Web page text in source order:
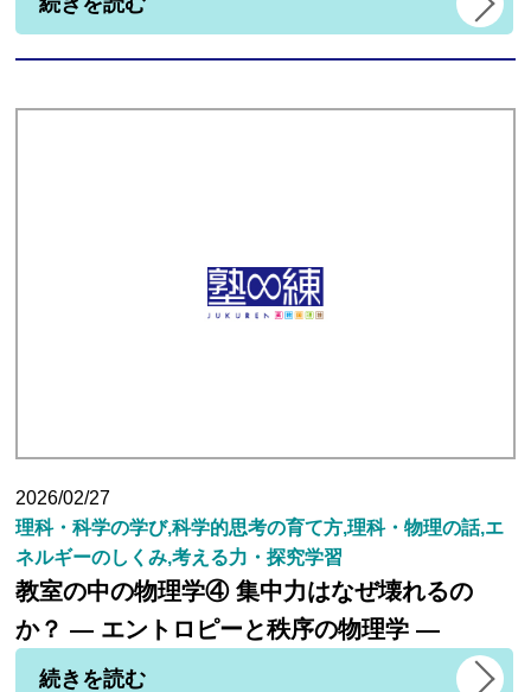
大学受験の方
生徒さんの塾∞練体験インタビュー
合格実績
よくあるご質問
2026/02/27
理科・科学の学び,科学的思考の育て方,理科・物理の話,エ
ネルギーのしくみ,考える力・探究学習
教室の中の物理学④ 集中力はなぜ壊れるの
か？ ― エントロピーと秩序の物理学 ―
続きを読む